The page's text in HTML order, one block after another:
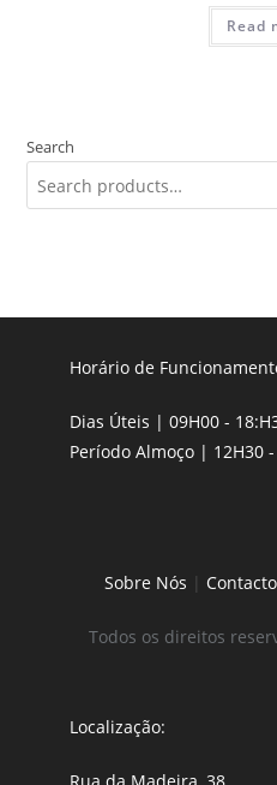
Read
Search
Horário de
Dias Úteis | 09H00 -
Período Almoço | 12H30
Sobre Nós |
Todos os direitos
Localização: